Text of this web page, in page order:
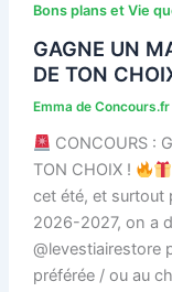
Bons plans et Vie
GAGNE UN
DE TON
Emma de Concours.fr
CONCOURS :
TON CHOIX !
cet été, et surtout
2026-2027, on a
@levestiairestore
préférée / ou au